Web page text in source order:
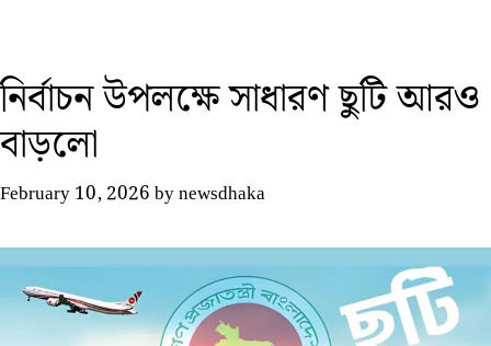
নির্বাচন উপলক্ষে সাধারণ ছুটি আরও
বাড়লো
February 10, 2026bynewsdhaka